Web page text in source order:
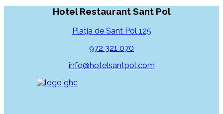
Hotel Restaurant Sant Pol
Platja de Sant Pol 125
972 321 070
info@hotelsantpol.com